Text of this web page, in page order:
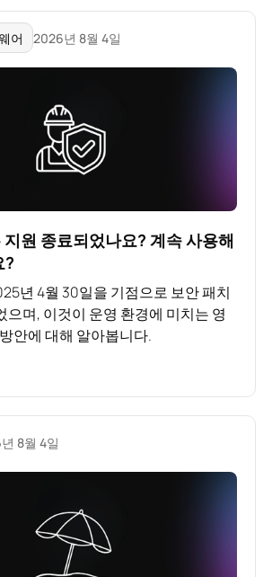
어 2026년 8월 4일
원 종료되었나요? 계속 사용해
?
년 4월 30일을 기점으로 보안 패치
으며, 이것이 운영 환경에 미치는 영
안에 대해 알아봅니다.
8월 4일